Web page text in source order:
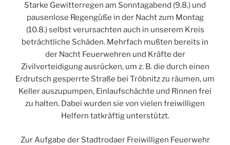
Starke Gewitterregen am Sonntagabend (9.8.) und
pausenlose Regengüße in der Nacht zum Montag
(10.8.) selbst verursachten auch in unserem Kreis
beträchtliche Schäden. Mehrfach mußten bereits in
der Nacht Feuerwehren und Kräfte der
Zivilverteidigung ausrücken, um z. B. die durch einen
Erdrutsch gesperrte Straße bei Tröbnitz zu räumen, um
Keller auszupumpen, Einlaufschächte und Rinnen frei
zu halten. Dabei wurden sie von vielen freiwilligen
Helfern tatkräftig unterstützt.
Zur Aufgabe der Stadtrodaer Freiwilligen Feuerwehr